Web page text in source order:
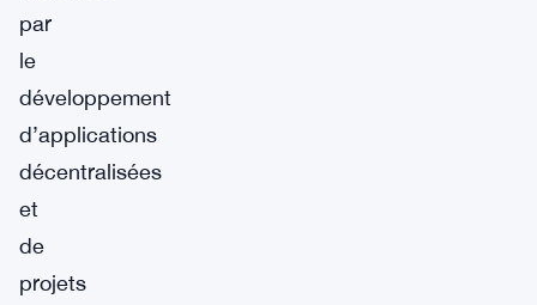
par
le
développement
d’applications
décentralisées
et
de
projets